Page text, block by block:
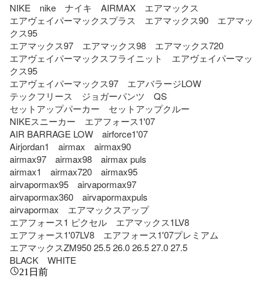
NIKE　nike　ナイキ　AIRMAX　エアマックス
エアヴェイパーマックスプラス　エアマックス90　エアマッ
クス95
エアマックス97　エアマックス98　エアマックス720
エアヴェイパーマックスフライニット　エアヴェイパーマッ
クス95
エアヴェイパーマックス97　エアバラージLOW
テックフリース　ジョガーパンツ　QS
セットアップパーカー　セットアップクルー
NIKEスニーカー　エアフォース1'07
AIR BARRAGE LOW　airforce1'07
Airjordan1　airmax　airmax90
airmax97　airmax98　airmax puls
airmax1　airmax720　airmax95
airvapormax95　airvapormax97
airvapormax360　airvapormaxpuls
airvapormax　エアマックスアップ
エアフォース1 ピクセル　エアマックス1LV8
エアフォース1'07LV8　エアフォース1'07プレミアム
エアマックスZM950 25.5 26.0 26.5 27.0 27.5
BLACK　WHITE
21日前